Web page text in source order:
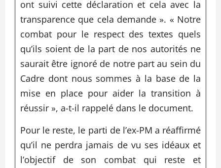
ont suivi cette déclaration et cela avec la
transparence que cela demande ». « Notre
combat pour le respect des textes quels
qu’ils soient de la part de nos autorités ne
saurait être ignoré de notre part au sein du
Cadre dont nous sommes à la base de la
mise en place pour aider la transition à
réussir », a-t-il rappelé dans le document.
Pour le reste, le parti de l’ex-PM a réaffirmé
qu’il ne perdra jamais de vu ses idéaux et
l’objectif de son combat qui reste et